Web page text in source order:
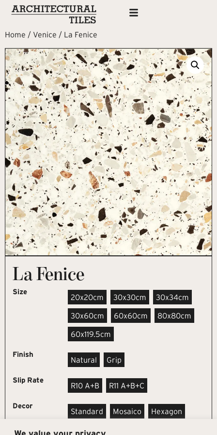
Home / Venice / La Fenice
La Fenice
Size
20x20cm 30x30cm 30x34cm
30x60cm 60x60cm 80x80cm
60x119.5cm
Finish
Natural Grip
Slip Rate
R10 A+B R11 A+B+C
Decor
Standard Mosaico Hexagon